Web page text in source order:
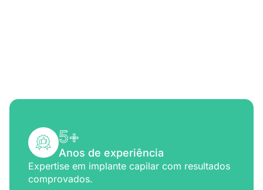
5+
Anos de experiência
Expertise em implante capilar com resultados
comprovados.